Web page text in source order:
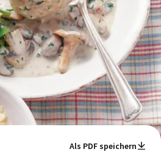
Als PDF speichern